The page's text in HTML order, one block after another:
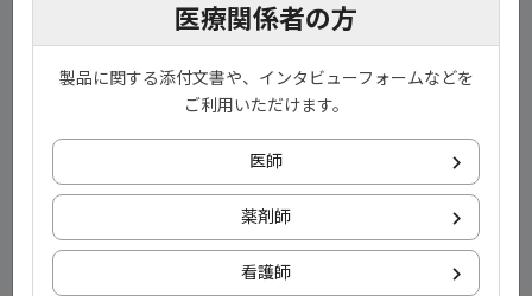
1）ジセレカ 錠電子添文 2023年10月改訂（第5版）
医療関係者の方
製品に関する添付文書や、インタビューフォームなどを
ご利用いただけます。
医師
薬剤師
看護師